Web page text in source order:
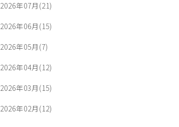
2026年07月(21)
2026年06月(15)
2026年05月(7)
2026年04月(12)
2026年03月(15)
2026年02月(12)